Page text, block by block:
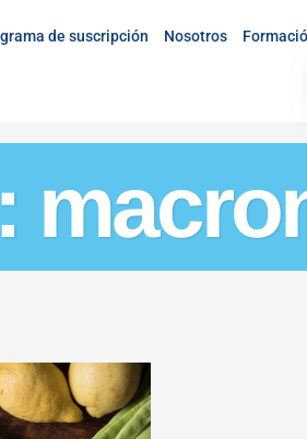
de suscripción Nosotros